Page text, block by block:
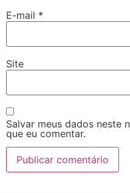
E-mail *
Site
Salvar meus dados neste
que eu comentar.